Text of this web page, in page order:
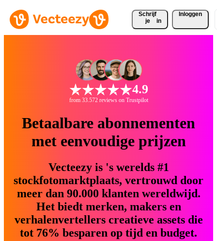
Schrijf
je
in
Inloggen
4.9
from 33.572 reviews on Trustpilot
Betaalbare abonnementen
met eenvoudige prijzen
Vecteezy is 's werelds #1
stockfotomarktplaats, vertrouwd door
meer dan 90.000 klanten wereldwijd.
Het biedt merken, makers en
verhalenvertellers creatieve assets die
tot 76% besparen op tijd en budget.